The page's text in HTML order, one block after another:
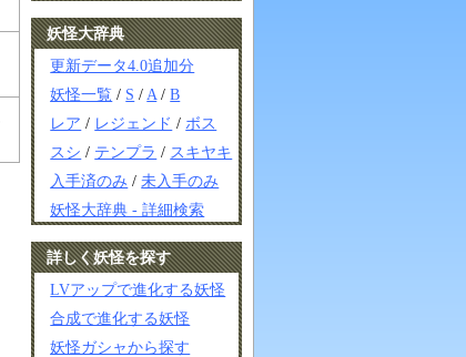
妖怪大辞典
更新データ4.0追加分
妖怪一覧 / S / A /B
レア / レジェンド / ボス
スシ / テンプラ / スキヤキ
入手済のみ /未入手のみ
妖怪大辞典 - 詳細検索
詳しく妖怪を探す
LVアップで進化する妖怪
合成で進化する妖怪
妖怪ガシャから探す